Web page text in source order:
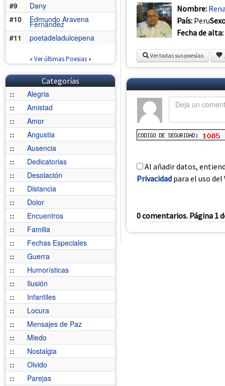
#9
Dany
#10
Edmundo Aravena
Fernández
#11
poetadeladulcepena
« Ver últimas Poesias»
Categorías
::
Alegria
::
Amistad
::
Amor
::
Angustia
::
Ausencia
::
Dedicatorias
::
Desolación
::
Distancia
::
Dolor
::
Encuentros
::
Familia
::
Fechas Especiales
::
Guerra
::
Humorísticas
::
Ilusión
::
Infantiles
::
Locura
::
Mensajes de Paz
::
Miedo
::
Nostalgia
::
Olvido
::
Parejas
Nombre:
País: Peru
Fecha de alta:
Ver todas sus poesías
Al añadir datos,
Privacidad para el uso del
0 comentarios. Página 1